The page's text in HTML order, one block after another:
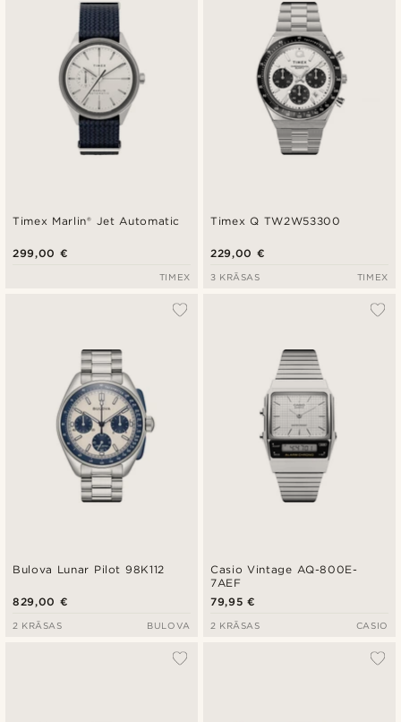
Timex Marlin® Jet Automatic
299,00 €
TIMEX
Timex Q TW2W53300
229,00 €
3 KRĀSAS TIMEX
Bulova Lunar Pilot 98K112
829,00 €
2 KRĀSAS BULOVA
Casio Vintage AQ-800E-
7AEF
79,95 €
2 KRĀSAS CASIO